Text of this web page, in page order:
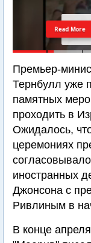
Read More
Премьер-
Тернбулл уже
памятных
проходить в
Ожидалось,
церемониях
иностранных
Джонсона с
Ривлиным в
В конце